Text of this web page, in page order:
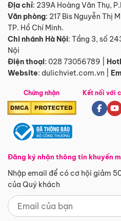
Địa chỉ: 239A Hoàng Văn Thụ,
Văn phòng: 217 Bis Nguyễn Thị
TP. Hồ Chí Minh.
Chi nhánh Hà Nội: Tầng 3, số
Nội
Điện thoại: 028 73056789
Website: dulichviet.com.vn
Chứng nhận
Đăng ký nhận thông tin khuyến
Nhập email để có cơ hội giảm
của Quý khách
Kết nối với